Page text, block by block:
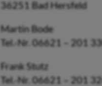
36251 Bad Hersfeld
Martin Bode
Tel.-Nr. 06621 – 201
Frank Stutz
Tel.-Nr. 06621 – 201